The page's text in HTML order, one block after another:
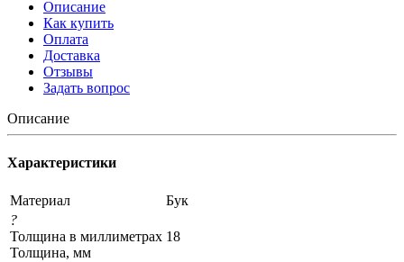
Описание
Как купить
Оплата
Доставка
Отзывы
Задать вопрос
Описание
Характеристики
Материал
Бук
?
Толщина в миллиметрах
Толщина, мм
18